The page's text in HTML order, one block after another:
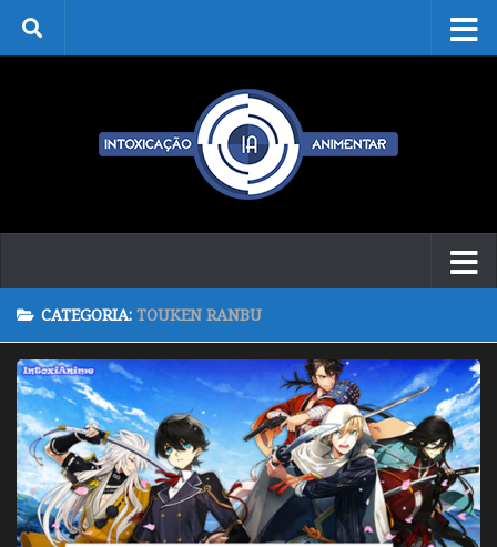
Skip to content
CATEGORIA: TOUKEN RANBU